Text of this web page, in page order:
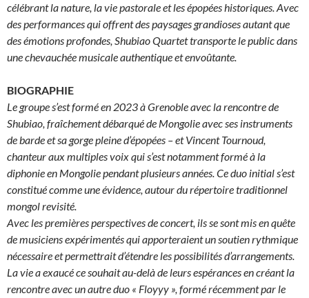
célébrant la nature, la vie pastorale et les épopées historiques. Avec
des performances qui offrent des paysages grandioses autant que
des émotions profondes, Shubiao Quartet transporte le public dans
une chevauchée musicale authentique et envoûtante.
BIOGRAPHIE
Le groupe s’est formé en 2023 à Grenoble avec la rencontre de
Shubiao, fraîchement débarqué de Mongolie avec ses instruments
de barde et sa gorge pleine d’épopées – et Vincent Tournoud,
chanteur aux multiples voix qui s’est notamment formé à la
diphonie en Mongolie pendant plusieurs années. Ce duo initial s’est
constitué comme une évidence, autour du répertoire traditionnel
mongol revisité.
Avec les premières perspectives de concert, ils se sont mis en quête
de musiciens expérimentés qui apporteraient un soutien rythmique
nécessaire et permettrait d’étendre les possibilités d’arrangements.
La vie a exaucé ce souhait au-delà de leurs espérances en créant la
rencontre avec un autre duo « Floyyy », formé récemment par le